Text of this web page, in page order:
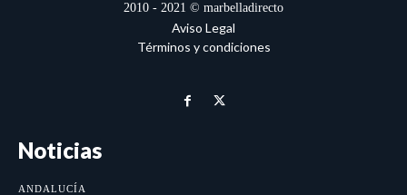
2010 - 2021 © marbelladirecto
Aviso Legal
Términos y condiciones
Noticias
ANDALUCÍA